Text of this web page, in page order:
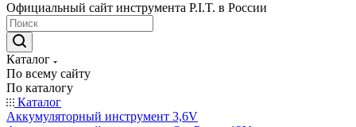
Официальный сайт инструмента P.I.T. в России
Каталог
По всему сайту
По каталогу
Каталог
Аккумуляторный инструмент 3,6V